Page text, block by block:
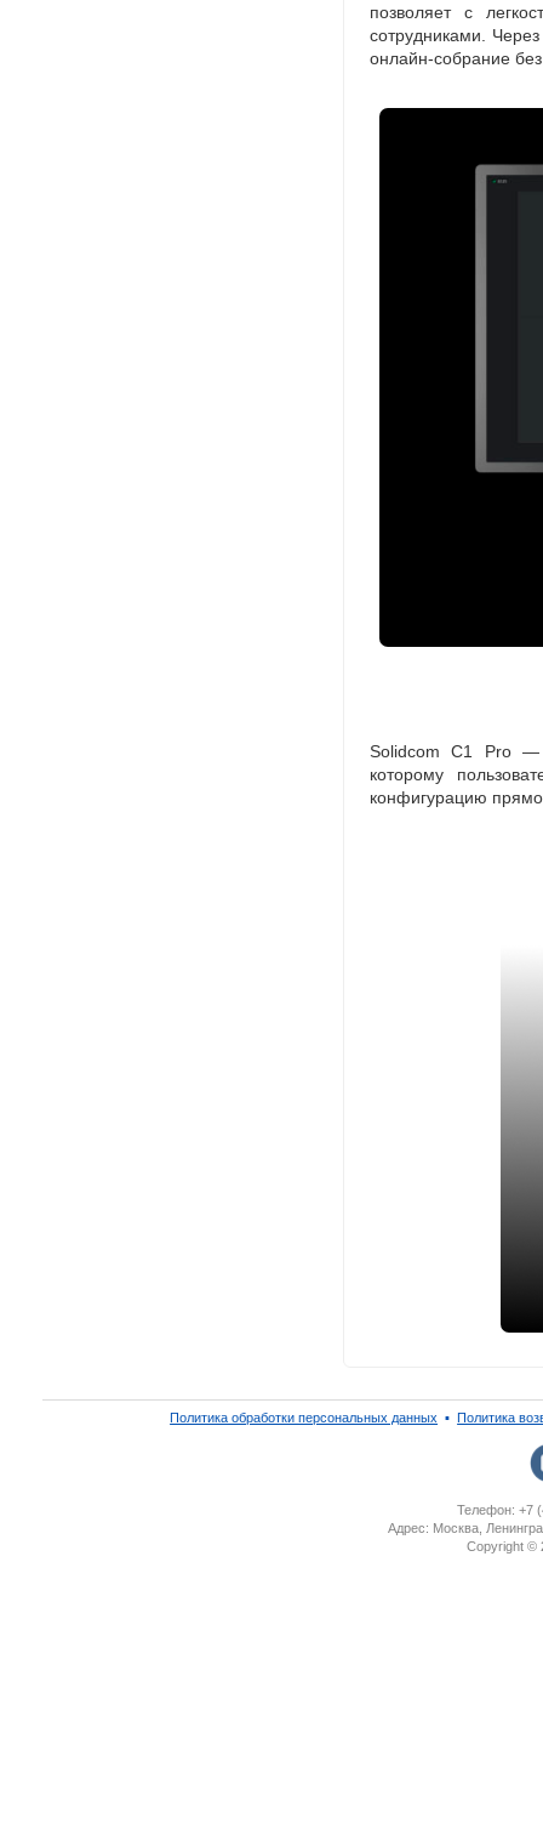
позволяет с
сотрудниками.
онлайн-собрание
Solidcom C1 Pro —
которому
конфигурацию
Политика обработки персональных данных ▪ Политика
Телефон: +7
Адрес: Москва,
Copyright ©